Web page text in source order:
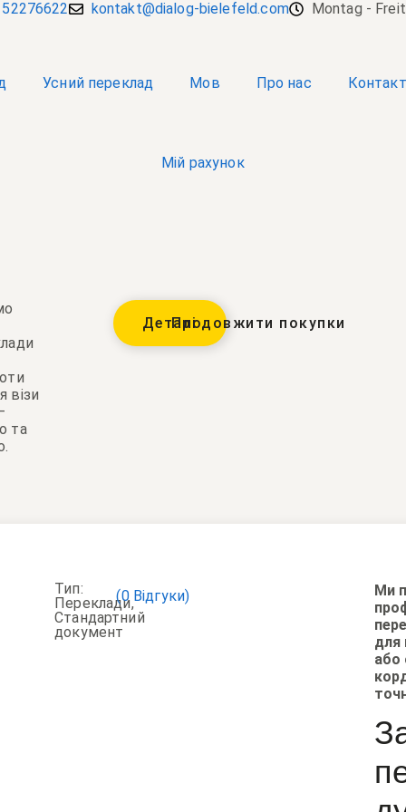
kontakt@dialog-bielefeld.com Montag -
Усний переклад Мов Про нас
Мій рахунок
візи
та
ДеталіПродовжити покупки
Тип:
Переклади,
Стандартний
документ
(0Відгуки)
Ми
для
або